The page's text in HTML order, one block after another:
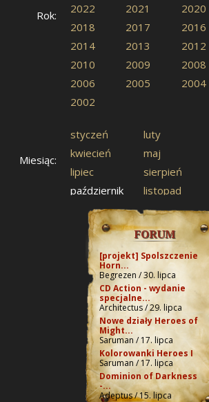
2022
2021 2020
2018
2017 2016
2014
2013 2012
2010
2009 2008
2006
2005 2004
2002
Rok:
styczeń luty
kwiecień
maj
lipiec
sierpień
październik
listopad
Miesiąc:
FORUM
[projekt] Spolszczenie
Horn...
Begrezen / 30. lipca
CD Action - wydanie
specjalne...
Architectus / 29. lipca
Nowe działy Heroes of
Might...
Saruman / 17. lipca
Kolorowanki Heroes I
Saruman / 17. lipca
Dominion of Darkness
-...
Adeptus / 15. lipca